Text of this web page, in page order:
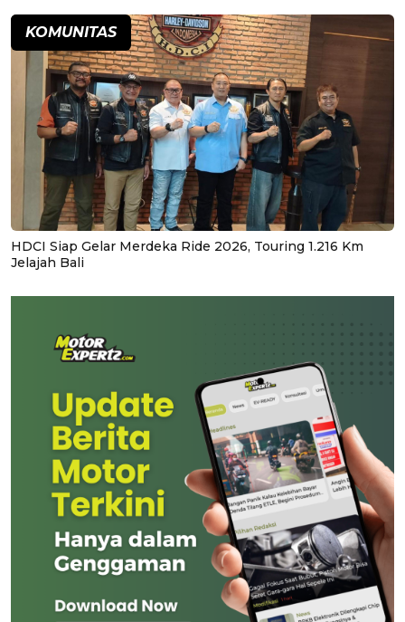
KOMUNITAS
HDCI Siap Gelar Merdeka Ride 2026, Touring 1.216 Km
Jelajah Bali